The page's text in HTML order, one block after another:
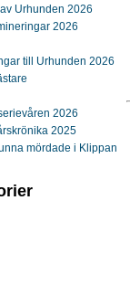
Urhunden 2026
2026
till Urhunden 2026
2026
2025
mördade i Klippan